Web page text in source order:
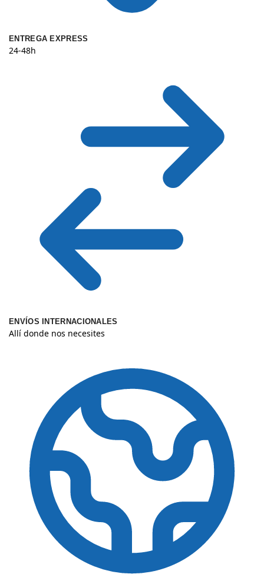
ENTREGA EXPRESS
24-48h
ENVÍOS INTERNACIONALES
Allí donde nos necesites